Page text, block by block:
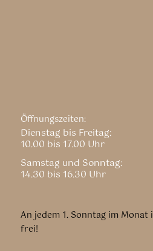
Öffnungszeiten:
Dienstag bis Freitag:
10.00 bis 17.00 Uhr
Samstag und Sonntag:
14.30 bis 16.30 Uhr
An jedem 1. Sonntag im
frei!